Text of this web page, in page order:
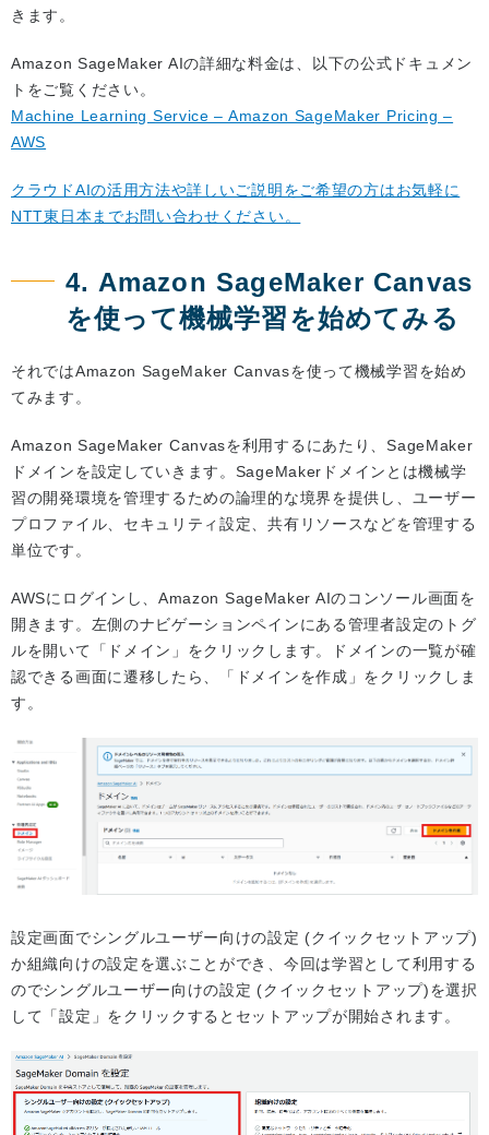
きます。
Amazon SageMaker AIの詳細な料金は、以下の公式ドキュメン
トをご覧ください。
Machine Learning Service – Amazon SageMaker Pricing –
AWS
クラウドAIの活用方法や詳しいご説明をご希望の方はお気軽に
NTT東日本までお問い合わせください。
4. Amazon SageMaker Canvas
を使って機械学習を始めてみる
それではAmazon SageMaker Canvasを使って機械学習を始め
てみます。
Amazon SageMaker Canvasを利用するにあたり、SageMaker
ドメインを設定していきます。SageMakerドメインとは機械学
習の開発環境を管理するための論理的な境界を提供し、ユーザー
プロファイル、セキュリティ設定、共有リソースなどを管理する
単位です。
AWSにログインし、Amazon SageMaker AIのコンソール画面を
開きます。左側のナビゲーションペインにある管理者設定のトグ
ルを開いて「ドメイン」をクリックします。ドメインの一覧が確
認できる画面に遷移したら、「ドメインを作成」をクリックしま
す。
設定画面でシングルユーザー向けの設定 (クイックセットアップ)
か組織向けの設定を選ぶことができ、今回は学習として利用する
のでシングルユーザー向けの設定 (クイックセットアップ)を選択
して「設定」をクリックするとセットアップが開始されます。